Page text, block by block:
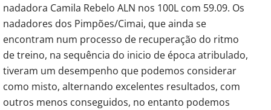
nadadora Camila Rebelo ALN nos 100L com 59.09. Os
nadadores dos Pimpões/Cimai, que ainda se
encontram num processo de recuperação do ritmo
de treino, na sequência do inicio de época atribulado,
tiveram um desempenho que podemos considerar
como misto, alternando excelentes resultados, com
outros menos conseguidos, no entanto podemos